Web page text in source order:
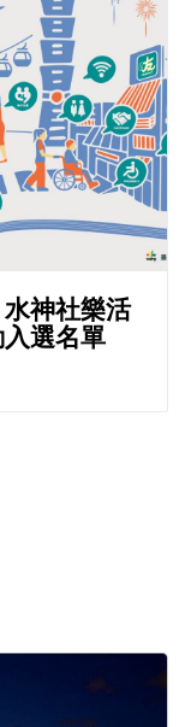
水神社樂活
選名單